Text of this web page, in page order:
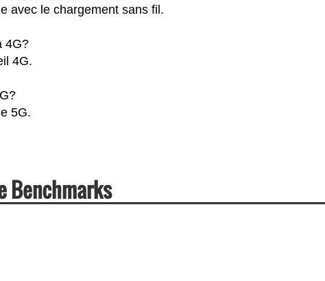
avec le chargement sans fil.
4G?
4G.
5G.
Benchmarks